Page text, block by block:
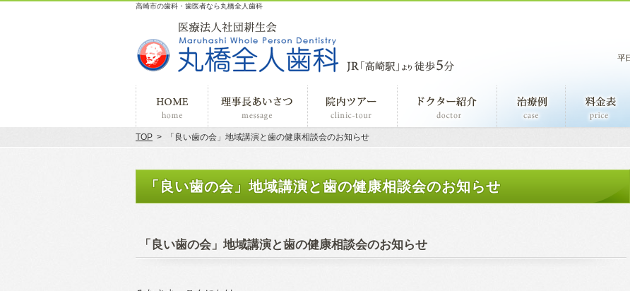
「良い歯の会」地域講演と歯の健康相談会のお知らせ
高崎市の歯科・歯医者なら丸橋全人歯科
「良い歯の会」地域講演と歯の健康相談会のお知らせ
TOP > 「良い歯の会」地域講演と歯の健康相談会のお知らせ